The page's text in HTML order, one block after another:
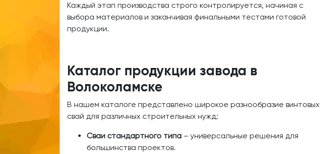
Каждый этап производства строго контролируется, начиная с
выбора материалов и заканчивая финальными тестами готовой
продукции.
Каталог продукции завода в
Волоколамске
В нашем каталоге представлено широкое разнообразие винтовых
свай для различных строительных нужд:
Сваи стандартного типа – универсальные решения для
большинства проектов.